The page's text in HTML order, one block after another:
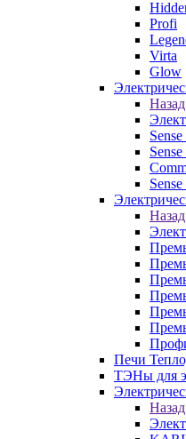
Profi
Virta
Glow
Назад
Назад
Печи
ТЭНы для
Назад